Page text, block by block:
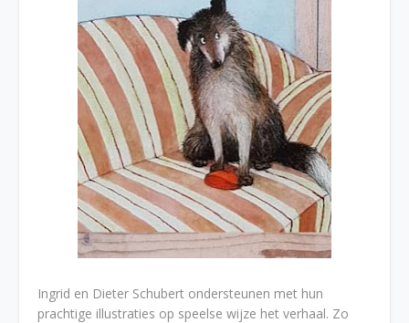
Ingrid en Dieter Schubert ondersteunen met hun
prachtige illustraties op speelse wijze het verhaal. Zo